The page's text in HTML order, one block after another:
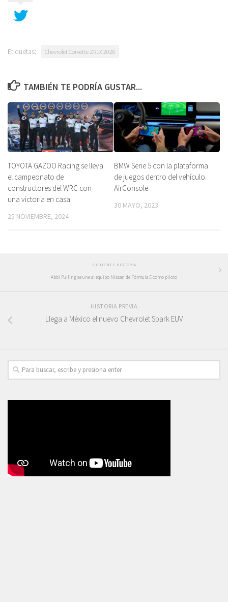
Etiquetas: Chevrolet Corvette ZR1X 2026
TAMBIÉN TE PODRÍA GUSTAR...
TOYOTA GAZOO Racing se lleva
el campeonato de
constructores del WRC con
una victoria en casa
25 NOVIEMBRE, 2024
BMW Serie 5 con la plataforma
de juegos dentro del vehículo
AirConsole
30 MAYO, 2023
SIGUIENTE HISTORIA
Abbi Pulling se une al equipo Nissan de Fórmula E como piloto
HISTORIA PREVIA
Llega a México el nuevo Chevrolet Spark EUV